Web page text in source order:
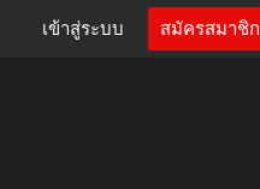
เข้าสู่ระบบ สมัครสมาชิก